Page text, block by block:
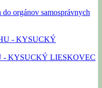
orgánov samosprávnych
- KYSUCKÝ LIESKOVEC